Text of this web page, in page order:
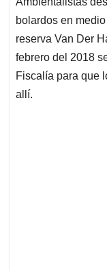
s
A
p
p
b
o
o
k
e
d
I
n
bolardos en
reserva Van Der
febrero del 2018
Fiscalía para que
allí.